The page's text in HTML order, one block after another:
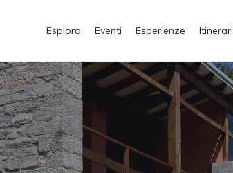
Esplora Eventi Esperienze Itinerari